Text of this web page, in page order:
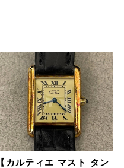
【カルティエ マスト タン